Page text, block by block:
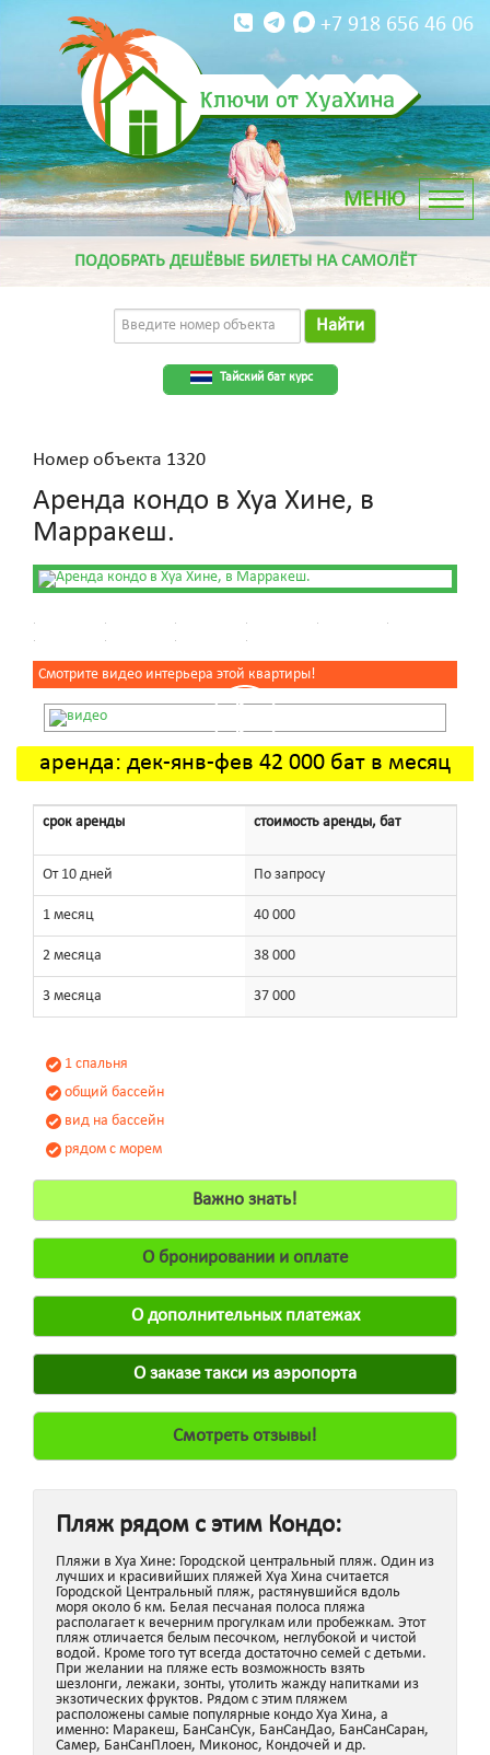
Ключи от ХуаХина
+7 918 656 46 06
ПОДОБРАТЬ ДЕШЁВЫЕ БИЛЕТЫ НА САМОЛЁТ
Найти
Тайский бат курс
Номер объекта 1320
Аренда кондо в Хуа Хине, в
Марракеш.
Смотрите видео интерьера этой квартиры!
аренда: дек-янв-фев 42 000 бат в месяц
срок аренды
От 10 дней
1 месяц
2 месяца
3 месяца
стоимость аренды, бат
По запросу
40 000
38 000
37 000
1 спальня
общий бассейн
вид на бассейн
рядом с морем
Важно знать!
О бронировании и оплате
О дополнительных платежах
О заказе такси из аэропорта
Смотреть отзывы!
Пляж рядом с этим Кондо:
Пляжи в Хуа Хине: Городской центральный пляж. Один из
лучших и красивийших пляжей Хуа Хина считается
Городской Центральный пляж, растянувшийся вдоль
моря около 6 км. Белая песчаная полоса пляжа
располагает к вечерним прогулкам или пробежкам. Этот
пляж отличается белым песочком, неглубокой и чистой
водой. Кроме того тут всегда достаточно семей с детьми.
При желании на пляже есть возможность взять
шезлонги, лежаки, зонты, утолить жажду напитками из
экзотических фруктов. Рядом с этим пляжем
расположены самые популярные кондо Хуа Хина, а
именно: Маракеш, БанСанСук, БанСанДао, БанСанСаран,
Самер, БанСанПлоен, Миконос, Кондочей и др.